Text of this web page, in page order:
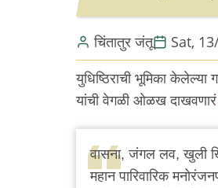
चिंतातुर जंतू Sat,
युधिष्ठिराची भूमिका केलेल्या
यांची वेगळी ओळख
वासना, जंगल लव, खुली
महान पारिवारिक